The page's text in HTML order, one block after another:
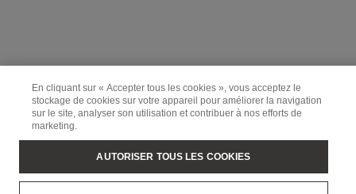
En cliquant sur « Accepter tous les cookies », vous acceptez le
stockage de cookies sur votre appareil pour améliorer la navigation
sur le site, analyser son utilisation et contribuer à nos efforts de
marketing.
AUTORISER TOUS LES COOKIES